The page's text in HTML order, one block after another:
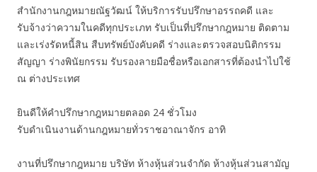
สำนักงานกฎหมายณัฐวัฒน์ ให้บริการรับปรึกษาอรรถคดี และ
รับจ้างว่าความในคดีทุกประเภท รับเป็นที่ปรึกษากฎหมาย ติดตาม
และเร่งรัดหนี้สิน สืบทรัพย์บังคับคดี ร่างและตรวจสอบนิติกรรม
สัญญา ร่างพินัยกรรม รับรองลายมือชื่อหรือเอกสารที่ต้องนำไปใช้
ณ ต่างประเทศ
ยินดีให้คำปรึกษากฎหมายตลอด 24 ชั่วโมง
รับดำเนินงานด้านกฎหมายทั่วราชอาณาจักร อาทิ
งานที่ปรึกษากฎหมาย บริษัท ห้างหุ้นส่วนจำกัด ห้างหุ้นส่วนสามัญ